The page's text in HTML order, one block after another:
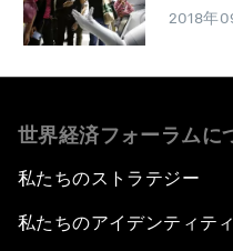
2018年
世界経済フォーラムに
私たちのストラテジー
私たちのアイデンティティ